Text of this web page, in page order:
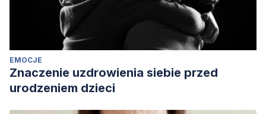
EMOCJE
Znaczenie uzdrowienia siebie przed
urodzeniem dzieci